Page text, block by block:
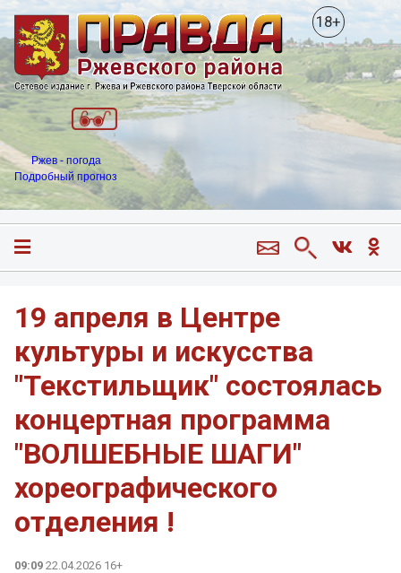
18+
Ржев - погода
Подробный прогноз
19 апреля в Центре
культуры и искусства
"Текстильщик" состоялась
концертная программа
"ВОЛШЕБНЫЕ ШАГИ"
хореографического
отделения !
09:09 22.04.2026 16+